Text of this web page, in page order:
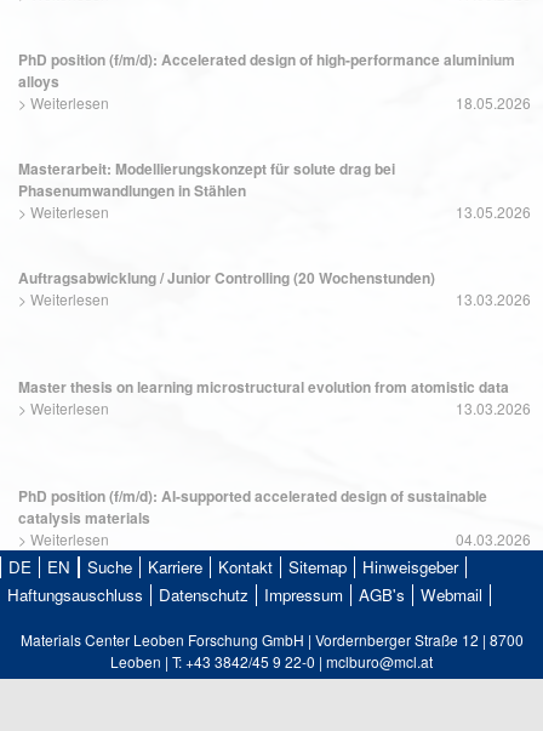
PhD position (f/m/d): Accelerated design of high-performance aluminium
alloys
> Weiterlesen 18.05.2026
Masterarbeit: Modellierungskonzept für solute drag bei
Phasenumwandlungen in Stählen
> Weiterlesen 13.05.2026
Auftragsabwicklung / Junior Controlling (20 Wochenstunden)
> Weiterlesen 13.03.2026
Master thesis on learning microstructural evolution from atomistic data
> Weiterlesen 13.03.2026
PhD position (f/m/d): AI-supported accelerated design of sustainable
catalysis materials
> Weiterlesen 04.03.2026
DE EN Suche Karriere Kontakt Sitemap
Hinweisgeber
Haftungsauschluss
Datenschutz Impressum AGB's Webmail
Materials Center Leoben Forschung GmbH | Vordernberger Straße 12 | 8700
Leoben | T: +43 3842/45 9 22-0 | mclburo@mcl.at